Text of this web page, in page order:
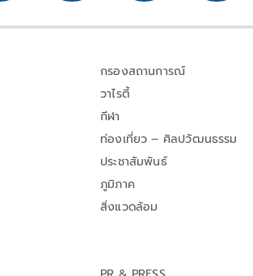
กรองสถานการณ์
วาไรตี้
กีฬา
ท่องเที่ยว – ศิลปวัฒนธรรม
ประชาสัมพันธ์
ภูมิภาค
สิ่งแวดล้อม